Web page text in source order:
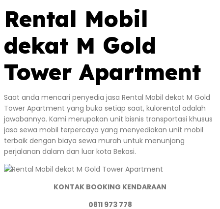
Rental Mobil
dekat M Gold
Tower Apartment
Saat anda mencari penyedia jasa Rental Mobil dekat M Gold
Tower Apartment yang buka setiap saat, kulorental adalah
jawabannya. Kami merupakan unit bisnis transportasi khusus
jasa sewa mobil terpercaya yang menyediakan unit mobil
terbaik dengan biaya sewa murah untuk menunjang
perjalanan dalam dan luar kota Bekasi.
KONTAK BOOKING KENDARAAN
0811 973 778